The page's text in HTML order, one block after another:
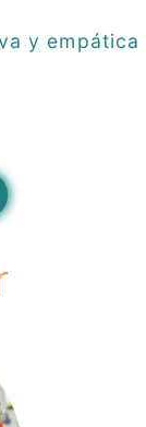
y empática